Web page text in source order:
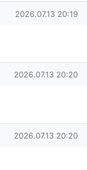
작성일
2026.07.13 20:19
작성일
2026.07.13 20:20
작성일
2026.07.13 20:20